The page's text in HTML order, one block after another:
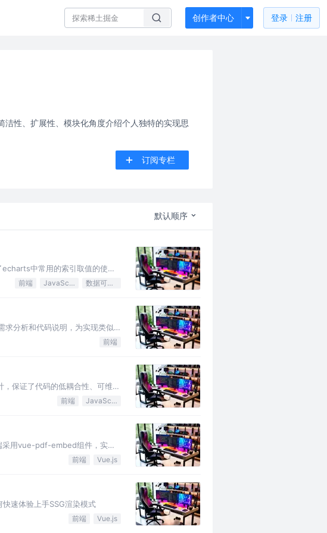
创作者中心 登录 注册
性、扩展性、模块化角度介绍个人独特的实现思
订阅专栏
默认顺序
中常用的索引取值的使用
前端 JavaScript 数据可视化
分析和代码说明，为实现类似
前端
保证了代码的低耦合性、可维护
前端 JavaScript
采用vue-pdf-embed组件，实现
前端 Vue.js
速体验上手SSG渲染模式
前端 Vue.js